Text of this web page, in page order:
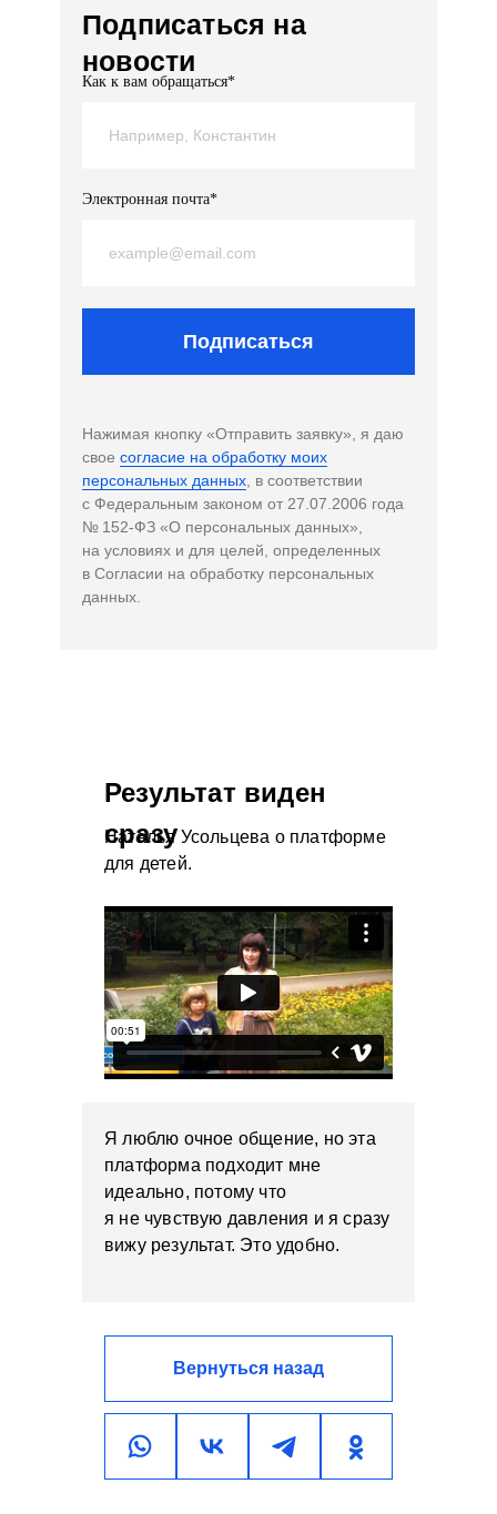
Подписаться на
новости
Как к вам обращаться*
Электронная почта*
Подписаться
Нажимая кнопку «Отправить заявку», я даю
свое согласие на обработку моих
персональных данных , в соответствии
с Федеральным законом от 27.07.2006 года
№ 152-ФЗ «О персональных данных»,
на условиях и для целей, определенных
в Согласии на обработку персональных
данных.
Результат виден
сразу
Вернуться назад
Наталья Усольцева о платформе
для детей.
Я люблю очное общение, но эта
платформа подходит мне
идеально, потому что
я не чувствую давления и я сразу
вижу результат. Это удобно.